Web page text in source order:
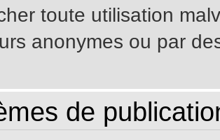
toute utilisation
anonymes ou par
de